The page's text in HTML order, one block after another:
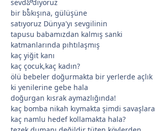
sevda diyoruz
bir bakışına, gülüşüne
satıyoruz Dünya'yı sevgilinin
tapusu babamızdan kalmış sanki
katmanlarında pıhtılaşmış
kaç yiğit kanı
kaç çocuk,kaç kadın?
ölü bebeler doğurmakta bir yerlerde açlık
ki yenilerine gebe hala
doğurgan kısrak aymazlığında!
kaç bomba nikah kıymakta şimdi savaşlara
kaç namlu hedef kollamakta hala?